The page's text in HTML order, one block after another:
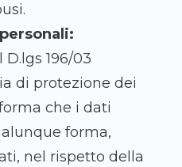
D.lgs 196/03
di protezione dei
che i dati
forma,
nel rispetto della